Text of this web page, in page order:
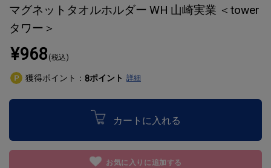
マグネットタオルホルダー WH 山崎実業 ＜tower
タワー＞
¥968(税込)
獲得ポイント： 8ポイント 詳細
カートに入れる
お気に入りに追加する